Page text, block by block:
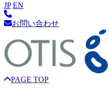
JP EN
お問い合わせ
PAGE TOP